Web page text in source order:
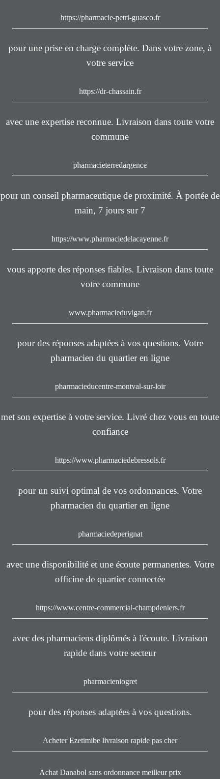
https://pharmacie-petri-guasco.fr
pour une prise en charge complète. Dans votre zone, à
votre service
https://dr-chassain.fr
avec une expertise reconnue. Livraison dans toute votre
commune
pharmacieterredargence
pour un conseil pharmaceutique de proximité. À portée de
main, 7 jours sur 7
https://www.pharmaciedelacayenne.fr
vous apporte des réponses fiables. Livraison dans toute
votre commune
www.pharmacieduvigan.fr
pour des réponses adaptées à vos questions. Votre
pharmacien du quartier en ligne
pharmacieducentre-montval-sur-loir
met son expertise à votre service. Livré chez vous en toute
confiance
https://www.pharmaciedebressols.fr
pour un suivi optimal de vos ordonnances. Votre
pharmacien du quartier en ligne
pharmaciedeperignat
avec une disponibilité et une écoute permanentes. Votre
officine de quartier connectée
https://www.centre-commercial-champdeniers.fr
avec des pharmaciens diplômés à l'écoute. Livraison
rapide dans votre secteur
pharmacieniogret
pour des réponses adaptées à vos questions.
Acheter Ezetimibe livraison rapide pas cher
Achat Danabol sans ordonnance meilleur prix